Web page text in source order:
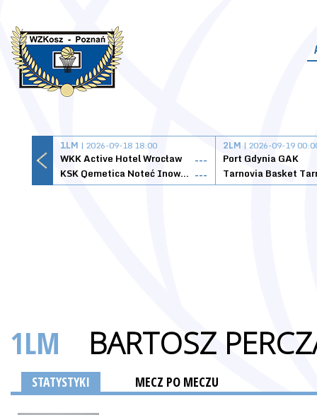
1LM | 2026-09-18 18:00
WKK Active Hotel Wrocław
---
KSK Qemetica Noteć Inowrocław ---
2LM | 2026-09-19
Port Gdynia GAK
1LM BARTOSZ
STATYSTYKI MECZ PO MECZU